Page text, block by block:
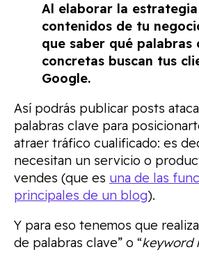
Al elaborar la
contenidos de tu
que saber qué palabras
concretas buscan tus
Google.
Así podrás publicar posts
palabras clave para
atraer tráfico cualificado: es
necesitan un servicio o
vendes (que es una de las
principales de un blog).
Y para eso tenemos que
de palabras clave” o “keyword